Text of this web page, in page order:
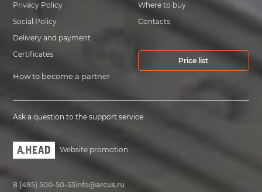
Privacy Policy
Social Policy
Delivery and payment
Certificates
How to become a partner
Where to buy
Contacts
Price list
Ask a question to the support service
Website promotion
8 (495) 500-50-53info@arcus.ru